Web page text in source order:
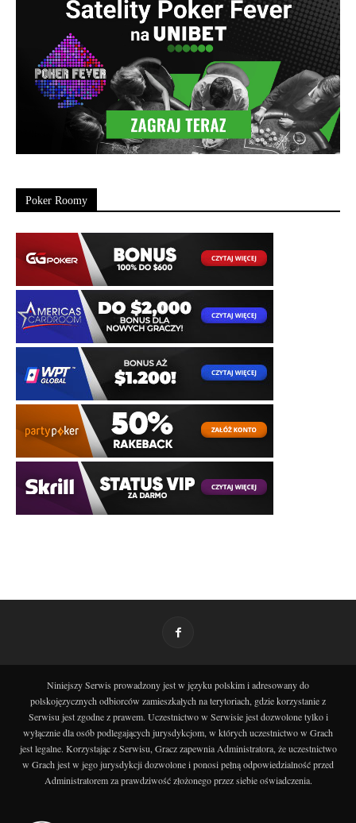
Poker Roomy
Niniejszy Serwis prowadzony jest w języku polskim i adresowany do
polskojęzycznych odbiorców zamieszkałych na terytoriach, gdzie korzystanie z
Serwisu jest zgodne z prawem. Uczestnictwo w Serwisie jest dozwolone tylko i
wyłącznie dla osób podlegających jurysdykcjom, w których uczestnictwo w Grach
jest legalne. Korzystając z Serwisu, Gracz zapewnia Administratora, że uczestnictwo
w Grach jest w jego jurysdykcji dozwolone i ponosi pełną odpowiedzialność przed
Administratorem za prawdziwość złożonego przez siebie oświadczenia.